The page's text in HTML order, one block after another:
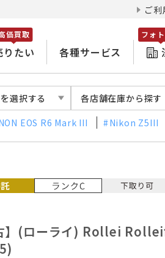
ご利
りたい
価買取
各種サービス
フォ
選択する 各店舗在庫から探す
EOS R6 Mark III Nikon Z5III
】(ローライ) Rollei